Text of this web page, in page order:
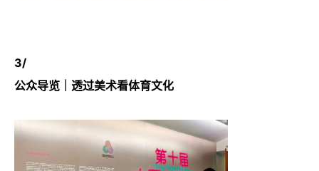
3/
公众导览｜透过美术看体育文化